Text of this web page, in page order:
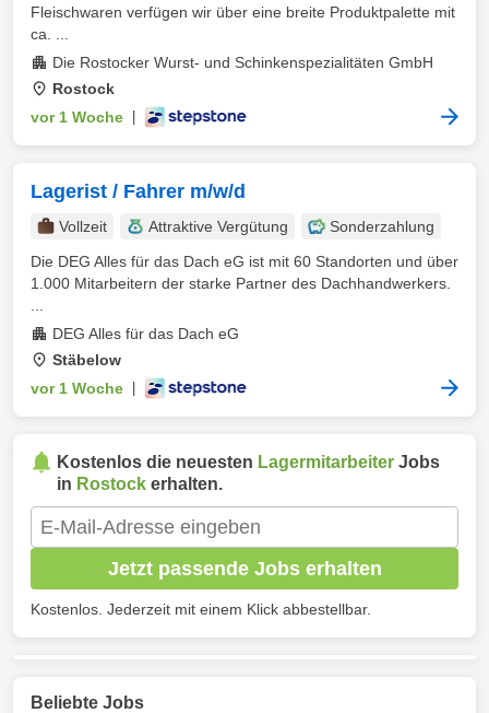
Fleischwaren verfügen wir über eine breite Produktpalette mit
ca. ...
Die Rostocker Wurst- und Schinkenspezialitäten GmbH
Rostock
vor 1 Woche
Lagerist / Fahrer m/w/d
Vollzeit Attraktive Vergütung
Sonderzahlung
Die DEG Alles für das Dach eG ist mit 60 Standorten und über
1.000 Mitarbeitern der starke Partner des Dachhandwerkers.
DEG Alles für das Dach eG
Stäbelow
vor 1 Woche
Kostenlos die neuesten Lagermitarbeiter Jobs
in Rostock erhalten.
Jetzt passende Jobs erhalten
Kostenlos. Jederzeit mit einem Klick abbestellbar.
Beliebte Jobs